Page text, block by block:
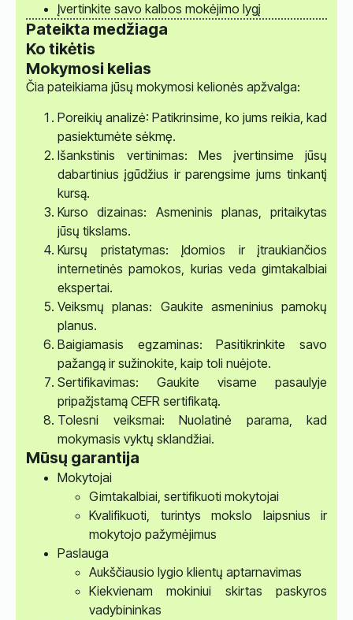
Įvertinkite savo kalbos mokėjimo lygį
Pateikta medžiaga
Ko tikėtis
Mokymosi kelias
Čia pateikiama jūsų mokymosi kelionės apžvalga:
Poreikių analizė: Patikrinsime, ko jums reikia, kad
pasiektumėte sėkmę.
Išankstinis vertinimas: Mes įvertinsime jūsų
dabartinius įgūdžius ir parengsime jums tinkantį
kursą.
Kurso dizainas: Asmeninis planas, pritaikytas
jūsų tikslams.
Kursų pristatymas: Įdomios ir įtraukiančios
internetinės pamokos, kurias veda gimtakalbiai
ekspertai.
Veiksmų planas: Gaukite asmeninius pamokų
planus.
Baigiamasis egzaminas: Pasitikrinkite savo
pažangą ir sužinokite, kaip toli nuėjote.
Sertifikavimas: Gaukite visame pasaulyje
pripažįstamą CEFR sertifikatą.
Tolesni veiksmai: Nuolatinė parama, kad
mokymasis vyktų sklandžiai.
Mūsų garantija
Mokytojai
Gimtakalbiai, sertifikuoti mokytojai
Kvalifikuoti, turintys mokslo laipsnius ir
mokytojo pažymėjimus
Paslauga
Aukščiausio lygio klientų aptarnavimas
Kiekvienam mokiniui skirtas paskyros
vadybininkas